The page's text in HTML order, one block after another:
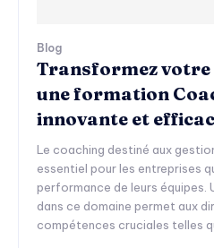
Blog
Transformez
une formation
innovante et
Le coaching destiné aux
essentiel pour les entreprises
performance de leurs équipes.
dans ce domaine permet aux
compétences cruciales telles